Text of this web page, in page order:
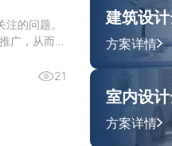
的问题。
广，从而激
用“金属”明21
建筑设
方案详情
室内设
方案详情